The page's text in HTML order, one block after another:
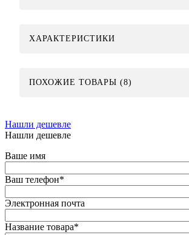
ХАРАКТЕРИСТИКИ
ПОХОЖИЕ ТОВАРЫ (8)
Нашли дешевле
Нашли дешевле
Ваше имя
Ваш телефон*
Электронная почта
Название товара*